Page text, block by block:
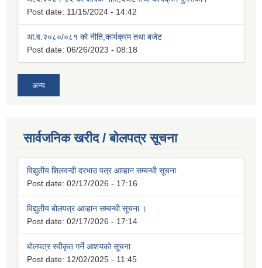
Post date: 11/15/2024 - 14:42
आ.व.२०८०/०८१ को नीति,कार्यक्रम तथा बजेट
Post date: 06/26/2023 - 08:18
अन्य
सार्वजनिक खरीद / बोलपत्र सूचना
विद्युतीय शिलवन्दी दरभाउ पत्र आव्हान सम्बन्धी सूचना
Post date: 02/17/2026 - 17:16
विद्युतीय बोलपत्र आव्हान सम्बन्धी सूचना ।
Post date: 02/17/2026 - 17:14
बोलपत्र स्वीकृत गर्ने आशयको सूचना
Post date: 12/02/2025 - 11:45